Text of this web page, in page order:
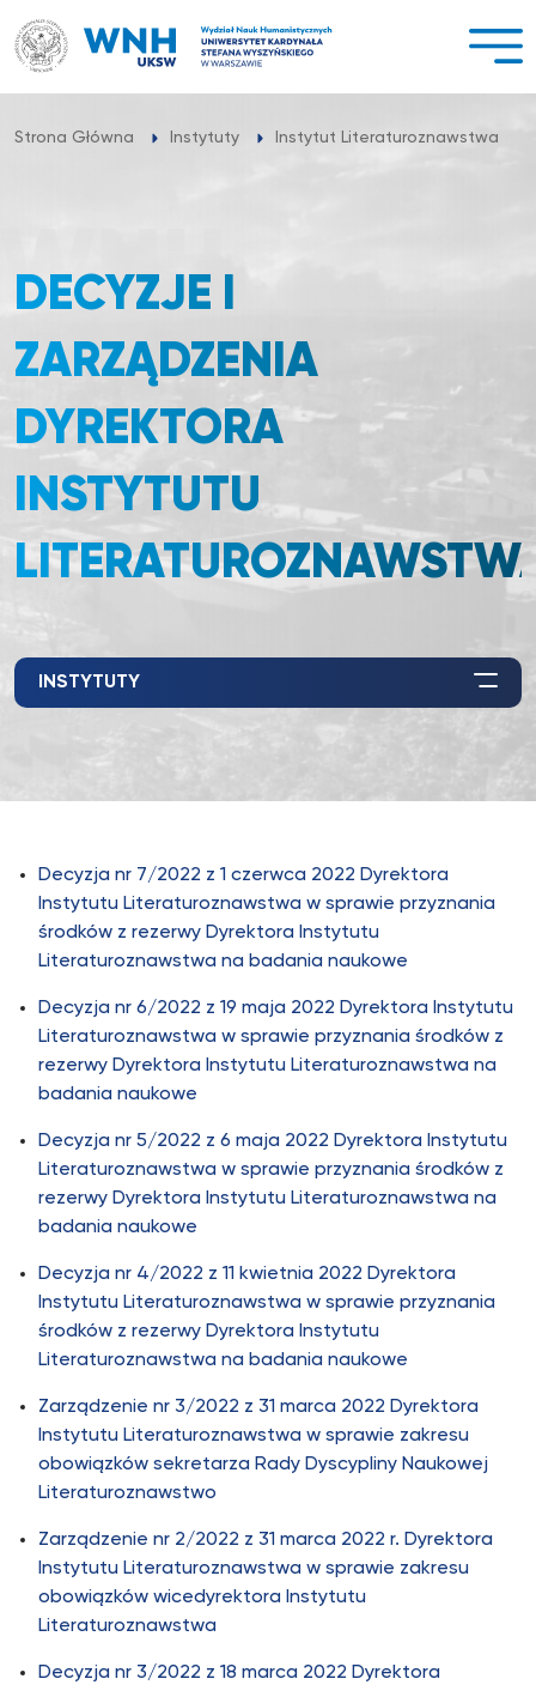
do
treści
Strona Główna Instytuty Instytut Literaturoznawstwa
DECYZJE I
ZARZĄDZENIA
DYREKTORA
INSTYTUTU
INSTYTUTY
Decyzja nr 7/2022 z 1 czerwca 2022 Dyrektora
Instytutu Literaturoznawstwa w sprawie przyznania
środków z rezerwy Dyrektora Instytutu
Literaturoznawstwa na badania naukowe
Decyzja nr 6/2022 z 19 maja 2022 Dyrektora Instytutu
Literaturoznawstwa w sprawie przyznania środków z
rezerwy Dyrektora Instytutu Literaturoznawstwa na
badania naukowe
Decyzja nr 5/2022 z 6 maja 2022 Dyrektora Instytutu
Literaturoznawstwa w sprawie przyznania środków z
rezerwy Dyrektora Instytutu Literaturoznawstwa na
badania naukowe
Decyzja nr 4/2022 z 11 kwietnia 2022 Dyrektora
Instytutu Literaturoznawstwa w sprawie przyznania
środków z rezerwy Dyrektora Instytutu
Literaturoznawstwa na badania naukowe
Zarządzenie nr 3/2022 z 31 marca 2022 Dyrektora
Instytutu Literaturoznawstwa w sprawie zakresu
obowiązków sekretarza Rady Dyscypliny Naukowej
Literaturoznawstwo
Zarządzenie nr 2/2022 z 31 marca 2022 r. Dyrektora
Instytutu Literaturoznawstwa w sprawie zakresu
obowiązków wicedyrektora Instytutu
Literaturoznawstwa
Decyzja nr 3/2022 z 18 marca 2022 Dyrektora